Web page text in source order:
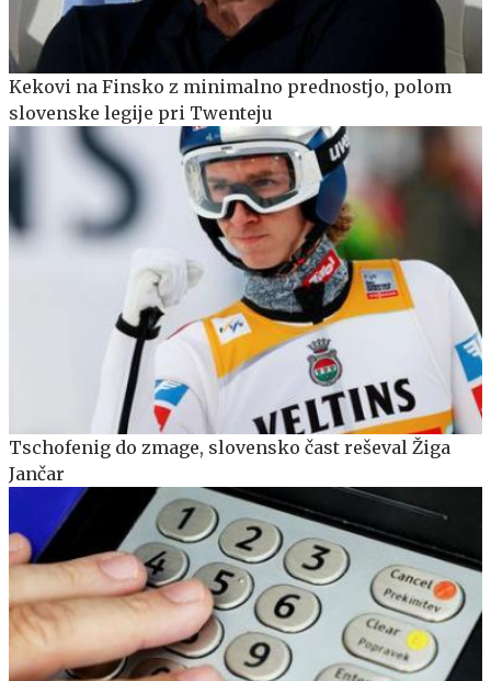
Kekovi na Finsko z minimalno prednostjo, polom
slovenske legije pri Twenteju
Tschofenig do zmage, slovensko čast reševal Žiga
Jančar